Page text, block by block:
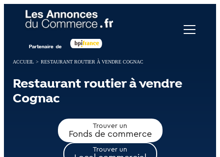
ACCUEIL > RESTAURANT ROUTIER À VENDRE COGNAC
Restaurant routier à vendre
Cognac
Trouver un
Fonds de commerce
Trouver un
Panneau de gestion des cookies